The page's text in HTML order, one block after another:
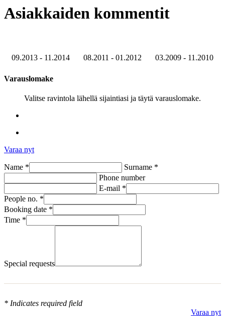
Asiakkaiden kommentit
09.2013 - 11.2014 08.2011 - 01.2012 03.2009 - 11.2010
Varauslomake
Valitse ravintola lähellä sijaintiasi ja täytä varauslomake.
Varaa nyt
Name *
Surname *
Phone number
E-mail *
People no. *
Booking date *
Time *
Special requests
* Indicates required field
Varaa nyt